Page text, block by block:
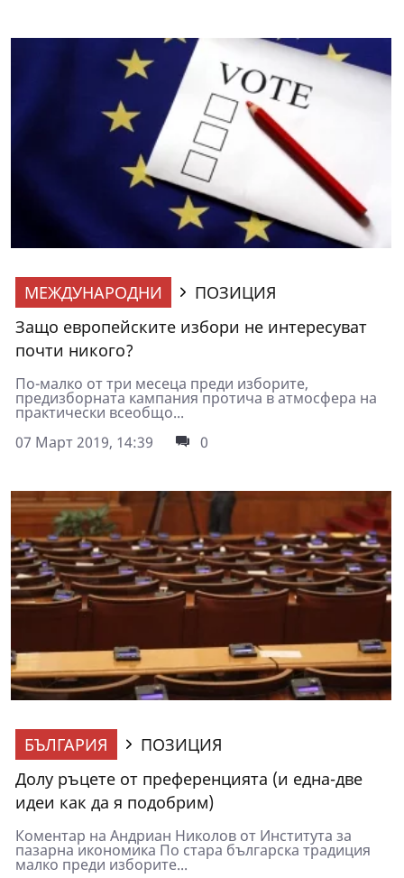
МЕЖДУНАРОДНИ
ПОЗИЦИЯ
Защо европейските избори не интересуват
почти никого?
По-малко от три месеца преди изборите,
предизборната кампания протича в атмосфера на
практически всеобщо...
07 Март 2019, 14:39
0
БЪЛГАРИЯ
ПОЗИЦИЯ
Долу ръцете от преференцията (и една-две
идеи как да я подобрим)
Коментар на Андриан Николов от Института за
пазарна икономика По стара българска традиция
малко преди изборите...